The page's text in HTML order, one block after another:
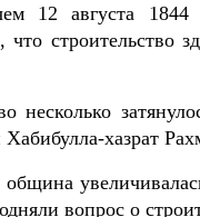
12 августа
что
несколько
хазрат
община
вопрос о